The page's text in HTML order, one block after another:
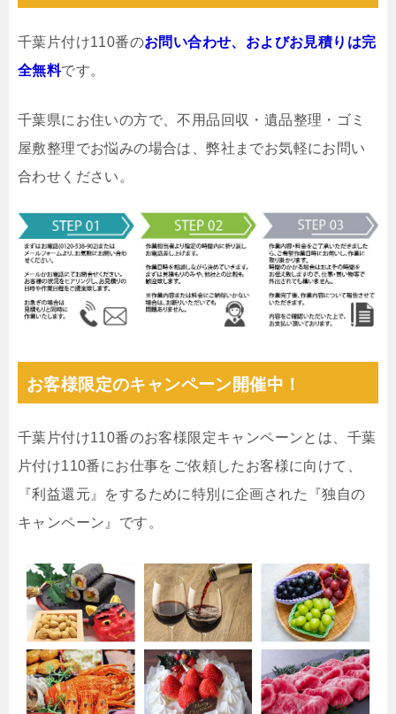
千葉片付け110番のお問い合わせ、およびお見積りは完
全無料です。
千葉県にお住いの方で、不用品回収・遺品整理・ゴミ
屋敷整理でお悩みの場合は、弊社までお気軽にお問い
合わせください。
お客様限定のキャンペーン開催中！
千葉片付け110番のお客様限定キャンペーンとは、千葉
片付け110番にお仕事をご依頼したお客様に向けて、
『利益還元』をするために特別に企画された『独自の
キャンペーン』です。